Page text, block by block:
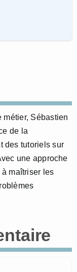
métier, Sébastien
de la
des tutoriels sur
une approche
maîtriser les